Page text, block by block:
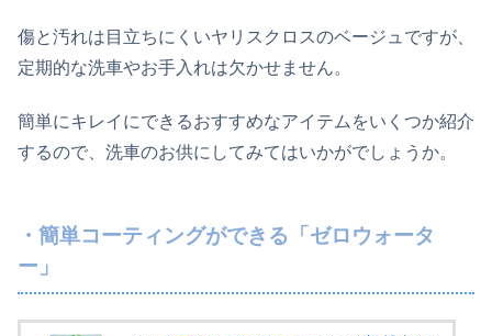
傷と汚れは目立ちにくいヤリスクロスのベージュですが、
定期的な洗車やお手入れは欠かせません。
簡単にキレイにできるおすすめなアイテムをいくつか紹介
するので、洗車のお供にしてみてはいかがでしょうか。
・簡単コーティングができる「ゼロウォータ
ー」